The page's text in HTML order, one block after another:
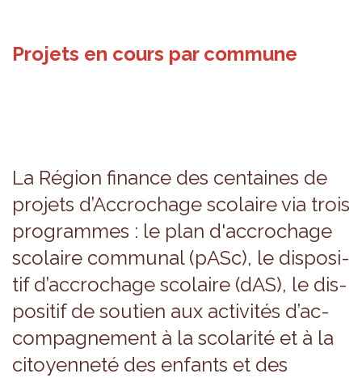
Projets en cours par commune
La Région finance des cen­taines de
pro­jets d’Ac­cro­chage sco­laire via trois
pro­grammes : le plan d'ac­cro­chage
sco­laire com­mu­nal (pASc), le dis­po­si­
tif d’ac­cro­chage sco­laire (dAS), le dis­
po­si­tif de sou­tien aux acti­vi­tés d’ac­
com­pa­gne­ment à la sco­la­rité et à la
citoyen­neté des enfants et des